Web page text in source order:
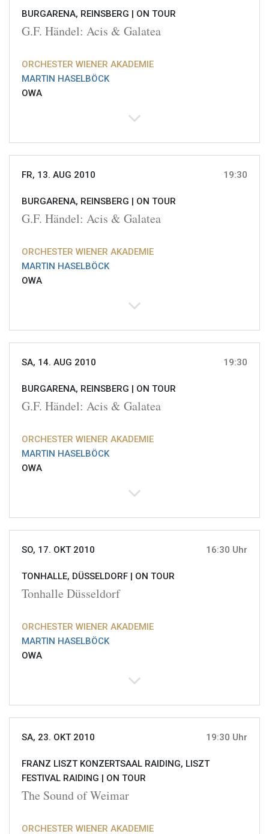
BURGARENA, REINSBERG | ON TOUR
G.F. Händel: Acis & Galatea
ORCHESTER WIENER AKADEMIE
MARTIN HASELBÖCK
OWA
FR, 13. AUG 2010 19:30
BURGARENA, REINSBERG | ON TOUR
G.F. Händel: Acis & Galatea
ORCHESTER WIENER AKADEMIE
MARTIN HASELBÖCK
OWA
SA, 14. AUG 2010 19:30
BURGARENA, REINSBERG | ON TOUR
G.F. Händel: Acis & Galatea
ORCHESTER WIENER AKADEMIE
MARTIN HASELBÖCK
OWA
SO, 17. OKT 2010 16:30 Uhr
TONHALLE, DÜSSELDORF | ON TOUR
Tonhalle Düsseldorf
ORCHESTER WIENER AKADEMIE
MARTIN HASELBÖCK
OWA
SA, 23. OKT 2010 19:30 Uhr
FRANZ LISZT KONZERTSAAL RAIDING, LISZT
FESTIVAL RAIDING | ON TOUR
The Sound of Weimar
ORCHESTER WIENER AKADEMIE